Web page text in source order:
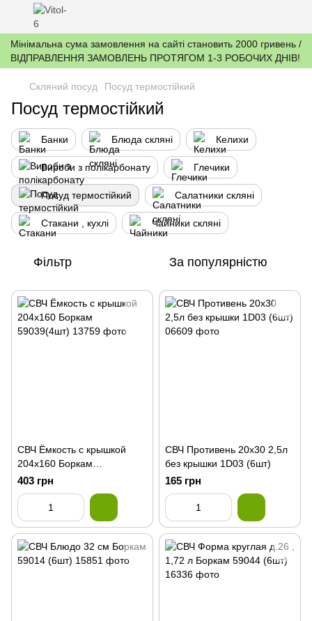
Мінімальна сума замовлення на сайті становить 2000 гривень /
ВІДПРАВЛЕННЯ ЗАМОВЛЕНЬ ПРОТЯГОМ 1-3 РОБОЧИХ ДНІВ!
Скляний посуд Посуд термостійкий
Посуд термостійкий
Банки Блюда скляні Келихи
Вироби з полікарбонату Глечики
Посуд термостійкий Салатники скляні
Стакани , кухлі Чайники скляні
Фільтр За популярністю
СВЧ Ёмкость с крышкой
204х160 Боркам
59039(4шт)
403 грн
СВЧ Противень 20х30 2,5л
без крышки 1D03 (6шт)
165 грн